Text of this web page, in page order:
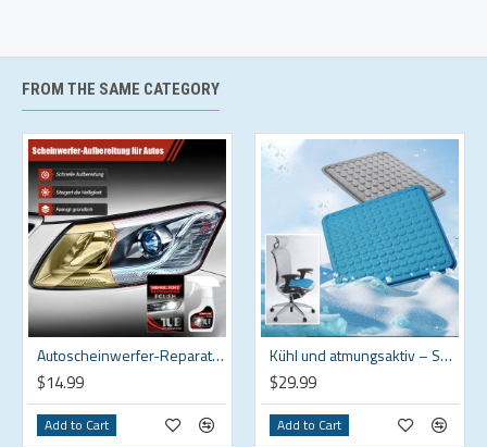
FROM THE SAME CATEGORY
Autoscheinwerfer-Reparaturset – Professionelle Politur mit Schwamm und Versiegelung, klar und einfach anzuwenden, UV-Schutz
$14.99
Add to Cart
Kühl und atmungsaktiv – Sommer Gel Kissen für Sedentary Sessions
$29.99
Add to Cart